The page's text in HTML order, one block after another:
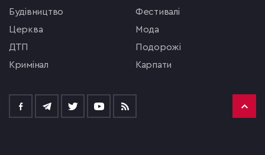
будівництво
церква
ДТП
кримінал
фестивалі
мода
подорожі
Карпати